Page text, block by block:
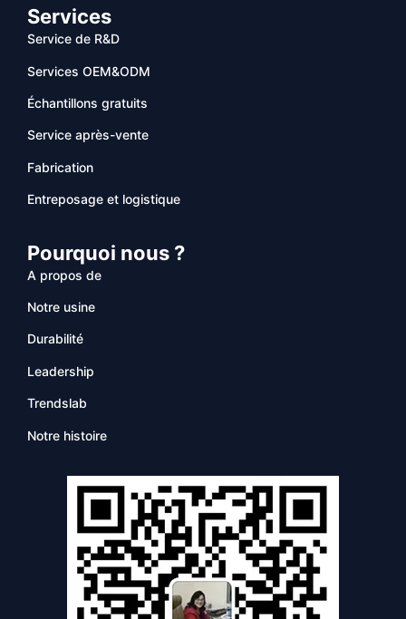
Services
Service de R&D
Services OEM&ODM
Échantillons gratuits
Service après-vente
Fabrication
Entreposage et logistique
Pourquoi nous ?
A propos de
Notre usine
Durabilité
Leadership
Trendslab
Notre histoire